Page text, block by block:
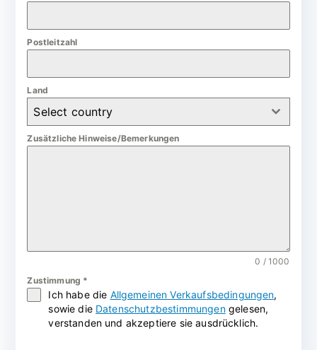
Postleitzahl
Land
Select country
Zusätzliche Hinweise/Bemerkungen
0 / 1000
Zustimmung *
Ich habe die Allgemeinen Verkaufsbedingungen,
sowie die Datenschutzbestimmungengelesen,
verstanden und akzeptiere sie ausdrücklich.